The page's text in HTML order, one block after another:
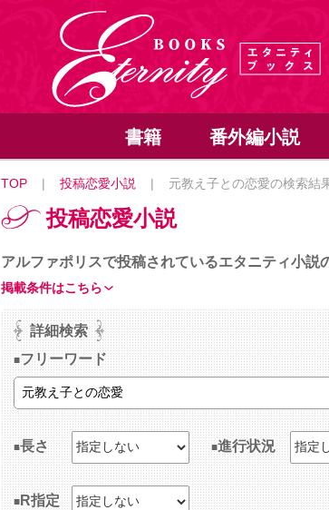
書籍 番外編小説
TOP | 投稿恋愛小説 | 元教え子との恋愛の検索結
投稿恋愛小説
アルファポリスで投稿されているエタニティ小説
掲載条件はこちら
詳細検索
フリーワード
長さ 進行状況
R指定